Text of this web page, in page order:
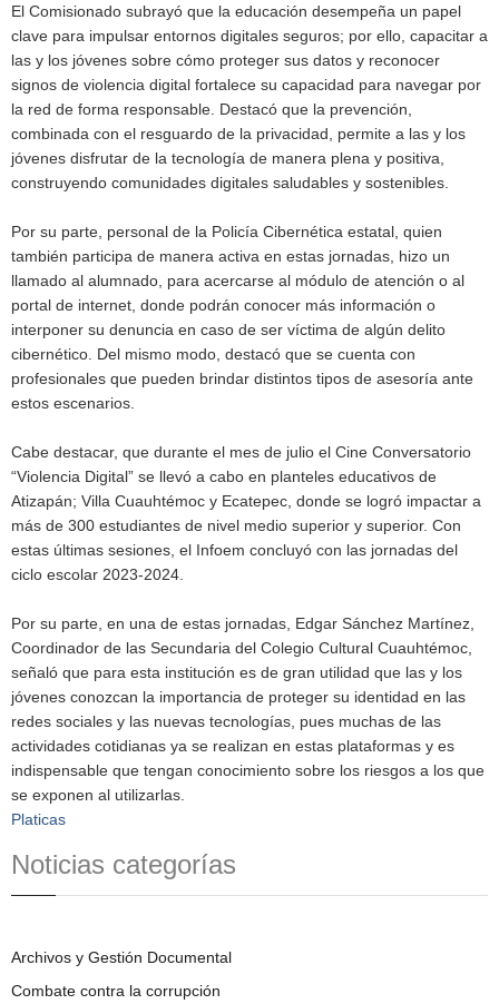
El Comisionado subrayó que la educación desempeña un papel
clave para impulsar entornos digitales seguros; por ello, capacitar a
las y los jóvenes sobre cómo proteger sus datos y reconocer
signos de violencia digital fortalece su capacidad para navegar por
la red de forma responsable. Destacó que la prevención,
combinada con el resguardo de la privacidad, permite a las y los
jóvenes disfrutar de la tecnología de manera plena y positiva,
construyendo comunidades digitales saludables y sostenibles.
Por su parte, personal de la Policía Cibernética estatal, quien
también participa de manera activa en estas jornadas, hizo un
llamado al alumnado, para acercarse al módulo de atención o al
portal de internet, donde podrán conocer más información o
interponer su denuncia en caso de ser víctima de algún delito
cibernético. Del mismo modo, destacó que se cuenta con
profesionales que pueden brindar distintos tipos de asesoría ante
estos escenarios.
Cabe destacar, que durante el mes de julio el Cine Conversatorio
“Violencia Digital” se llevó a cabo en planteles educativos de
Atizapán; Villa Cuauhtémoc y Ecatepec, donde se logró impactar a
más de 300 estudiantes de nivel medio superior y superior. Con
estas últimas sesiones, el Infoem concluyó con las jornadas del
ciclo escolar 2023-2024.
Por su parte, en una de estas jornadas, Edgar Sánchez Martínez,
Coordinador de las Secundaria del Colegio Cultural Cuauhtémoc,
señaló que para esta institución es de gran utilidad que las y los
jóvenes conozcan la importancia de proteger su identidad en las
redes sociales y las nuevas tecnologías, pues muchas de las
actividades cotidianas ya se realizan en estas plataformas y es
indispensable que tengan conocimiento sobre los riesgos a los que
se exponen al utilizarlas.
Platicas
Noticias categorías
Archivos y Gestión Documental
Combate contra la corrupción